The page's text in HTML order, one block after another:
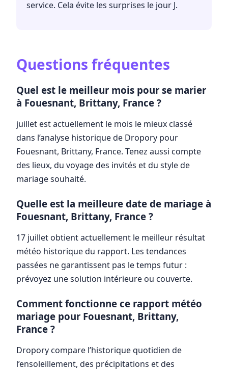
service. Cela évite les surprises le jour J.
Questions fréquentes
Quel est le meilleur mois pour se marier
à Fouesnant, Brittany, France ?
juillet est actuellement le mois le mieux classé
dans l’analyse historique de Dropory pour
Fouesnant, Brittany, France. Tenez aussi compte
des lieux, du voyage des invités et du style de
mariage souhaité.
Quelle est la meilleure date de mariage à
Fouesnant, Brittany, France ?
17 juillet obtient actuellement le meilleur résultat
météo historique du rapport. Les tendances
passées ne garantissent pas le temps futur :
prévoyez une solution intérieure ou couverte.
Comment fonctionne ce rapport météo
mariage pour Fouesnant, Brittany,
France ?
Dropory compare l’historique quotidien de
l’ensoleillement, des précipitations et des